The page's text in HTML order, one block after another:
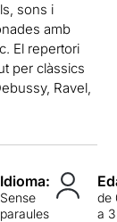
sons i
amb
El repertori
per clàssics
Ravel,
Idioma:
Sense
paraules
de
a 3